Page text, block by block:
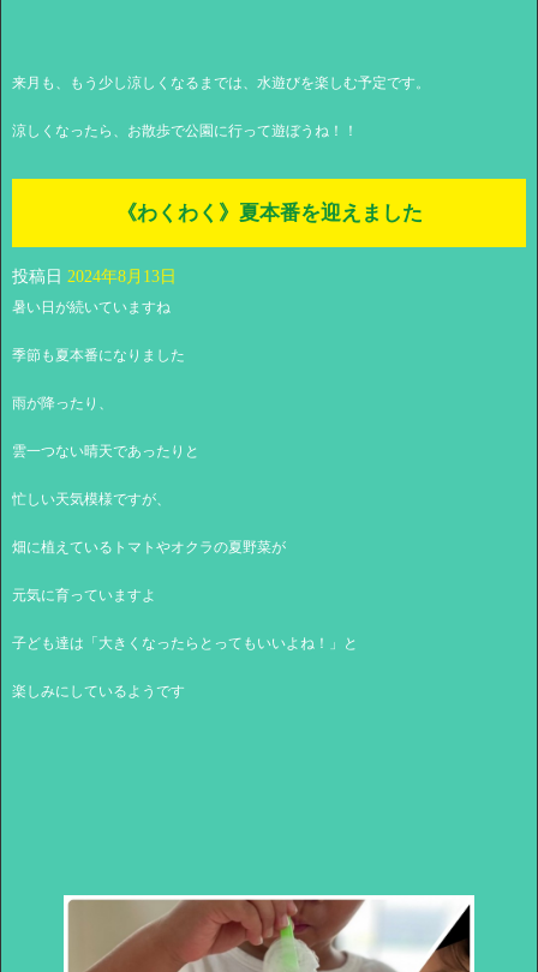
来月も、もう少し涼しくなるまでは、水遊びを楽しむ予定です。
涼しくなったら、お散歩で公園に行って遊ぼうね！！
《わくわく》夏本番を迎えました
投稿日 2024年8月13日
暑い日が続いていますね
季節も夏本番になりました
雨が降ったり、
雲一つない晴天であったりと
忙しい天気模様ですが、
畑に植えているトマトやオクラの夏野菜が
元気に育っていますよ
子ども達は「大きくなったらとってもいいよね！」と
楽しみにしているようです